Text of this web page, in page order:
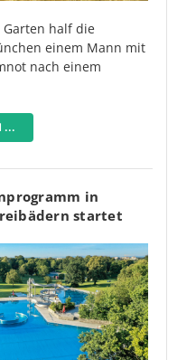
Garten half die
einem Mann mit
nach einem
...
in
startet